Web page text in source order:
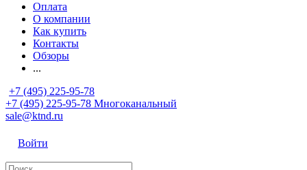
Оплата
О компании
Как купить
Контакты
Обзоры
...
+7 (495) 225-95-78
+7 (495) 225-95-78 Многоканальный
sale@ktnd.ru
Войти